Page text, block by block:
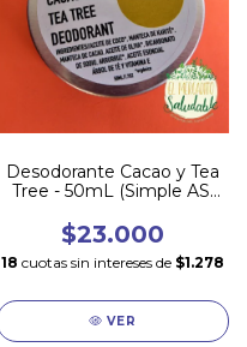
Desodorante Cacao y Tea
Tree - 50mL (Simple AS)
$23.000
18 cuotas sin intereses de $1.278
VER